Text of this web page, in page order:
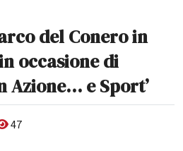
del Conero in
occasione di
Azione… e Sport’
47